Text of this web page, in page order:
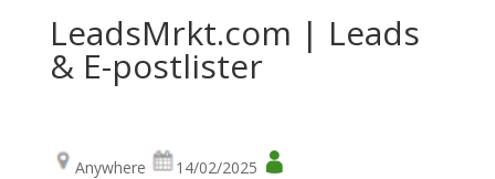
LeadsMrkt.com | Leads
& E-postlister
Anywhere
14/02/2025